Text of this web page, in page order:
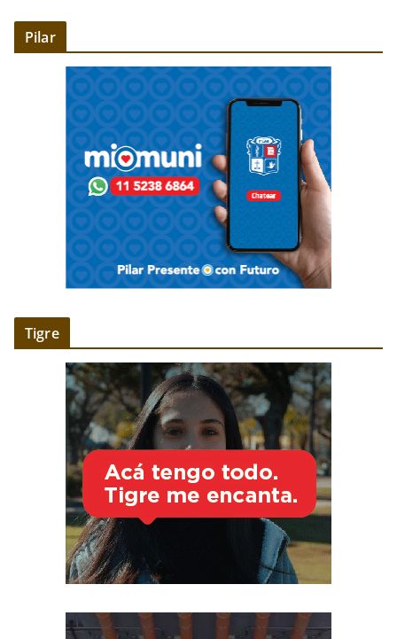
Pilar
Tigre